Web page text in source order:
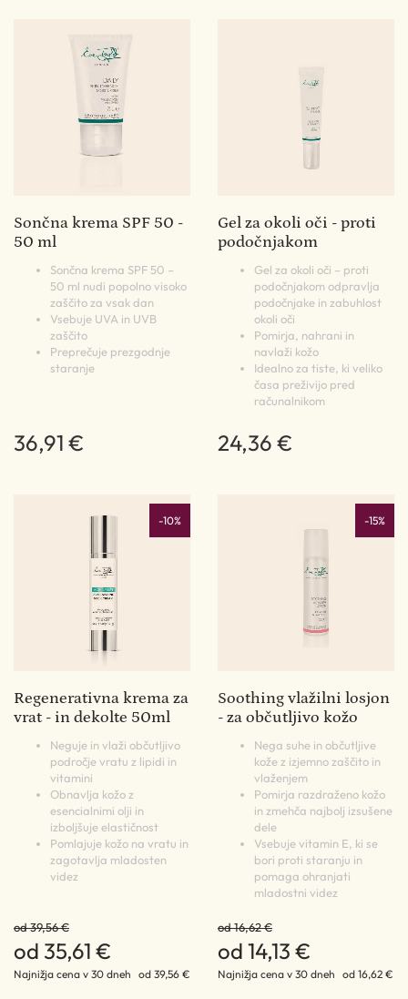
Sončna krema SPF 50 -
50 ml
Sončna krema SPF 50 –
50 ml nudi popolno visoko
zaščito za vsak dan
Vsebuje UVA in UVB
zaščito
Preprečuje prezgodnje
staranje
36,91 €
Gel za okoli oči - proti
podočnjakom
Gel za okoli oči – proti
podočnjakom odpravlja
podočnjake in zabuhlost
okoli oči
Pomirja, nahrani in
navlaži kožo
Idealno za tiste, ki veliko
časa preživijo pred
računalnikom
24,36 €
-10%
Regenerativna krema za
vrat - in dekolte 50ml
Neguje in vlaži občutljivo
področje vratu z lipidi in
vitamini
Obnavlja kožo z
esencialnimi olji in
izboljšuje elastičnost
Pomlajuje kožo na vratu in
zagotavlja mladosten
videz
od 39,56 €
od 35,61 €
Najnižja cena v 30 dneh od 39,56 €
-15%
Soothing vlažilni losjon
- za občutljivo kožo
Nega suhe in občutljive
kože z izjemno zaščito in
vlaženjem
Pomirja razdraženo kožo
in zmehča najbolj izsušene
dele
Vsebuje vitamin E, ki se
bori proti staranju in
pomaga ohranjati
mladostni videz
od 16,62 €
od 14,13 €
Najnižja cena v 30 dneh od 16,62 €